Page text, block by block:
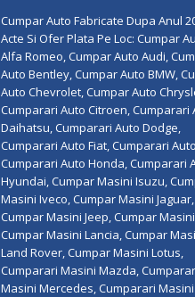
Cumpar Auto Fabricate Dupa Anul
Acte Si Ofer Plata Pe Loc: Cumpar
Alfa Romeo, Cumpar Auto Audi,
Auto Bentley, Cumpar Auto BMW,
Auto Chevrolet, Cumpar Auto
Cumparari Auto Citroen, Cumparari
Daihatsu, Cumparari Auto Dodge,
Cumparari Auto Fiat, Cumparari
Cumparari Auto Honda, Cumparari
Hyundai, Cumpar Masini Isuzu,
Masini Iveco, Cumpar Masini Jaguar,
Cumpar Masini Jeep, Cumpar
Cumpar Masini Lancia, Cumpar
Land Rover, Cumpar Masini Lotus,
Cumparari Masini Mazda,
Masini Mercedes, Cumparari Masini